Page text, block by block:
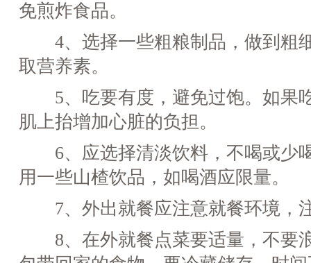
免煎炸食品。
4、选择一些粗粮制品，做到粗
取营养素。
5、吃要有度，避免过饱。如果
肌上抬增加心脏的负担。
6、应选择清淡饮料，不喝或少
用一些山楂饮品，如喝酒应限量。
7、外出就餐应注意就餐环境，
8、在外就餐点菜要适量，不要